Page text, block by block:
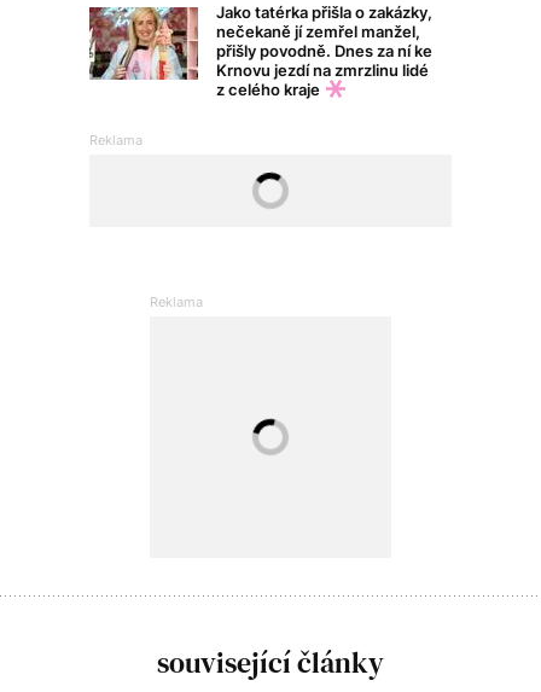
Jako tatérka přišla o zakázky,
nečekaně jí zemřel manžel,
přišly povodně. Dnes za ní ke
Krnovu jezdí na zmrzlinu lidé
z celého kraje
související články